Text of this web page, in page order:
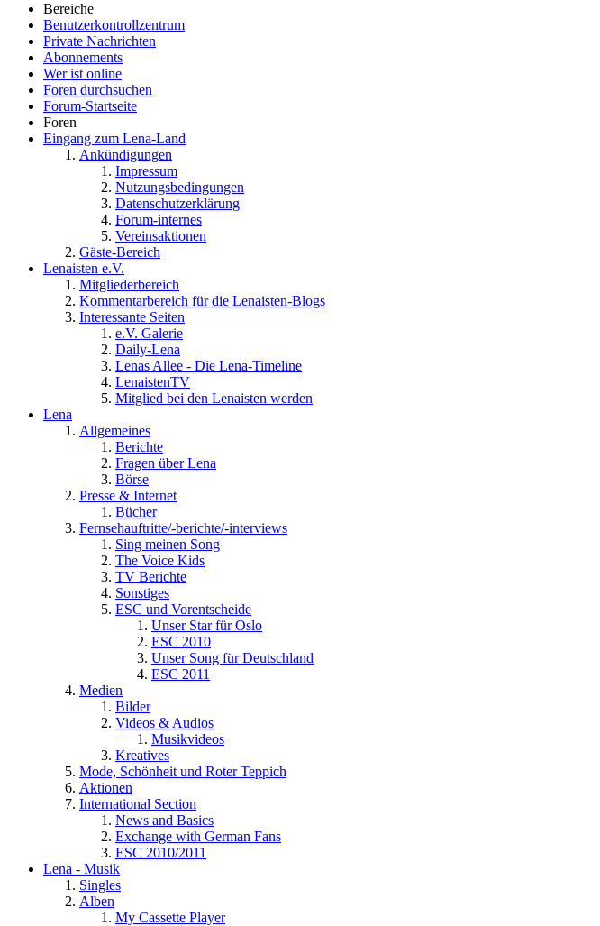
Bereiche
Benutzerkontrollzentrum
Private Nachrichten
Abonnements
Wer ist online
Foren durchsuchen
Forum-Startseite
Foren
Eingang zum Lena-Land
Ankündigungen
Impressum
Nutzungsbedingungen
Datenschutzerklärung
Forum-internes
Vereinsaktionen
Gäste-Bereich
Lenaisten e.V.
Mitgliederbereich
Kommentarbereich für die Lenaisten-Blogs
Interessante Seiten
e.V. Galerie
Daily-Lena
Lenas Allee - Die Lena-Timeline
LenaistenTV
Mitglied bei den Lenaisten werden
Lena
Allgemeines
Berichte
Fragen über Lena
Börse
Presse & Internet
Bücher
Fernsehauftritte/-berichte/-interviews
Sing meinen Song
The Voice Kids
TV Berichte
Sonstiges
ESC und Vorentscheide
Unser Star für Oslo
ESC 2010
Unser Song für Deutschland
ESC 2011
Medien
Bilder
Videos & Audios
Musikvideos
Kreatives
Mode, Schönheit und Roter Teppich
Aktionen
International Section
News and Basics
Exchange with German Fans
ESC 2010/2011
Lena - Musik
Singles
Alben
My Cassette Player